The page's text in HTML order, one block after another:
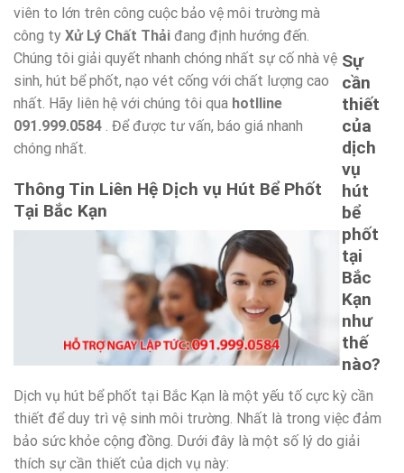
viên to lớn trên công cuộc bảo vệ môi trường mà
công ty Xử Lý Chất Thải đang định hướng đến.
Chúng tôi giải quyết nhanh chóng nhất sự cố nhà vệ
sinh, hút bể phốt, nạo vét cống với chất lượng cao
nhất. Hãy liên hệ với chúng tôi qua hotlline
091.999.0584 . Để được tư vấn, báo giá nhanh
chóng nhất.
Thông Tin Liên Hệ Dịch vụ Hút Bể Phốt
Tại Bắc Kạn
Sự
cần
thiết
của
dịch
vụ
hút
bể
phốt
tại
Bắc
Kạn
như
thế
nào?
Dịch vụ hút bể phốt tại Bắc Kạn là một yếu tố cực kỳ cần
thiết để duy trì vệ sinh môi trường. Nhất là trong việc đảm
bảo sức khỏe cộng đồng. Dưới đây là một số lý do giải
thích sự cần thiết của dịch vụ này: